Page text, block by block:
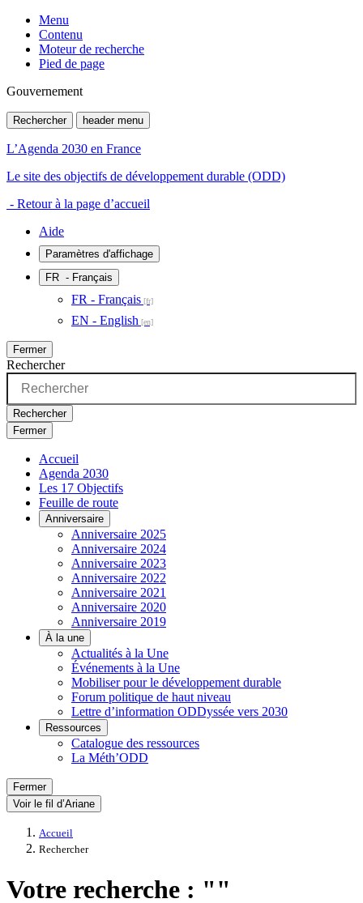
Menu
Contenu
Moteur de recherche
Pied de page
Gouvernement
Rechercher header menu
L’Agenda 2030 en France
Le site des objectifs de développement durable (ODD)
- Retour à la page d’accueil
Aide
Paramètres d'affichage
FR - Français
FR - Français
EN - English
Fermer
Rechercher
Rechercher
Fermer
Accueil
Agenda 2030
Les 17 Objectifs
Feuille de route
Anniversaire
Anniversaire 2025
Anniversaire 2024
Anniversaire 2023
Anniversaire 2022
Anniversaire 2021
Anniversaire 2020
Anniversaire 2019
À la une
Actualités à la Une
Événements à la Une
Mobiliser pour le développement durable
Forum politique de haut niveau
Lettre d’information ODDyssée vers 2030
Ressources
Catalogue des ressources
La Méth’ODD
Fermer
Voir le fil d’Ariane
Accueil
Rechercher
Votre recherche : ""